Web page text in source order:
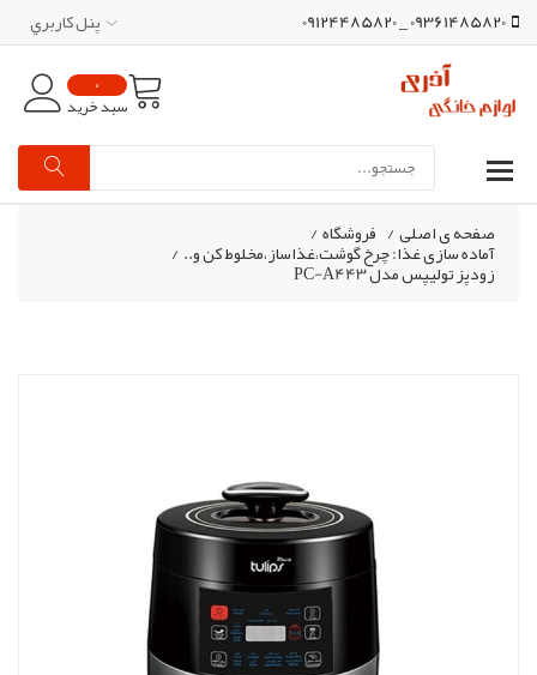
09361485820 _ 09124485820 پنل کاربري
0
سبد خرید
صفحه ی اصلی/ فروشگاه/
آماده سازی غذا: چرخ گوشت،غذاساز،مخلوط کن و.. /
زودپز تولیپس مدل PC-A443